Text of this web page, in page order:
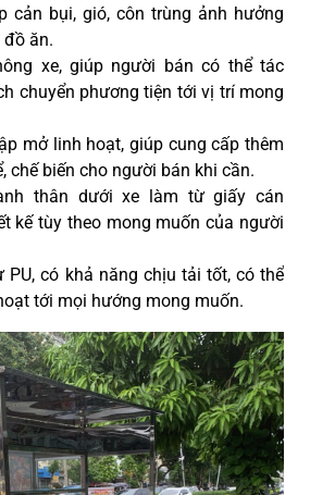
cản bụi, gió, côn trùng ảnh hưởng
ăn.
xe, giúp người bán có thể tác
chuyển phương tiện tới vị trí mong
mở linh hoạt, giúp cung cấp thêm
chế biến cho người bán khi cần.
thân dưới xe làm từ giấy cán
kế tùy theo mong muốn của người
PU, có khả năng chịu tải tốt, có thể
tới mọi hướng mong muốn.